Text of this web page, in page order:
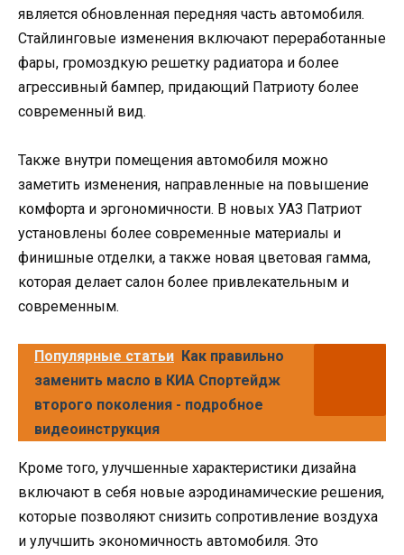
является обновленная передняя часть автомобиля.
Стайлинговые изменения включают переработанные
фары, громоздкую решетку радиатора и более
агрессивный бампер, придающий Патриоту более
современный вид.
Также внутри помещения автомобиля можно
заметить изменения, направленные на повышение
комфорта и эргономичности. В новых УАЗ Патриот
установлены более современные материалы и
финишные отделки, а также новая цветовая гамма,
которая делает салон более привлекательным и
современным.
Популярные статьи Как правильно
заменить масло в КИА Спортейдж
второго поколения - подробное
видеоинструкция
Кроме того, улучшенные характеристики дизайна
включают в себя новые аэродинамические решения,
которые позволяют снизить сопротивление воздуха
и улучшить экономичность автомобиля. Это